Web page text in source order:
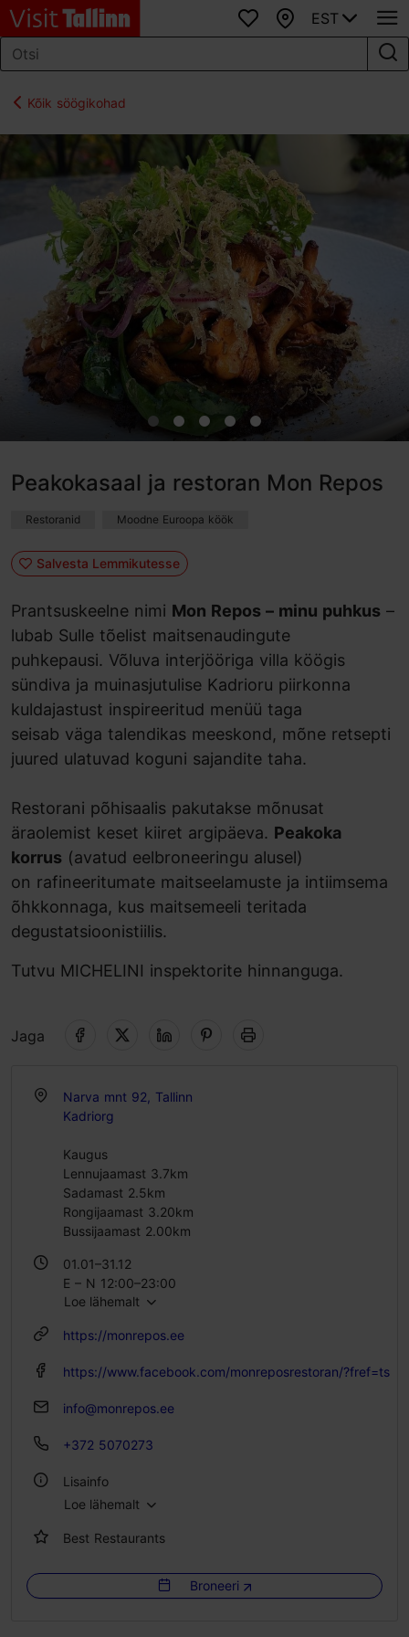
Lemmikud
Kaart
EST
Kõik söögikohad
Peakokasaal ja restoran Mon Repos
Restoranid Moodne Euroopa köök
Salvesta Lemmikutesse
Prantsuskeelne nimi Mon Repos – minu puhkus –
lubab Sulle tõelist maitsenaudingute
puhkepausi. Võluva interjööriga villa köögis
sündiva ja muinasjutulise Kadrioru piirkonna
kuldajastust inspireeritud menüü taga
seisab väga talendikas meeskond, mõne retsepti
juured ulatuvad koguni sajandite taha.
Restorani põhisaalis pakutakse mõnusat
äraolemist keset kiiret argipäeva. Peakoka
korrus (avatud eelbroneeringu alusel)
on rafineeritumate maitseelamuste ja intiimsema
õhkkonnaga, kus maitsemeeli teritada
degustatsioonistiilis.
Tutvu MICHELINI inspektorite hinnanguga.
Jaga
Narva mnt 92, Tallinn
Kadriorg
Kaugus
Lennujaamast 3.7km
Sadamast 2.5km
Rongijaamast 3.20km
Bussijaamast 2.00km
01.01–31.12
E – N 12:00–23:00
R – L 12:00–00:00
Loe lähemalt
https://monrepos.ee
https://www.facebook.com/monreposrestoran/?fref=ts
info@monrepos.ee
+372 5070273
Lisainfo
Istekohti välikohvikus: 80
Loe lähemalt
Best Restaurants
Broneeri